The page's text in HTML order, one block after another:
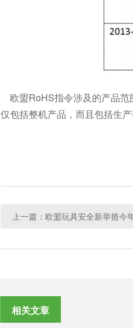
欧盟RoHS指令涉及的产品范
仅包括整机产品，而且包括生
上一篇：欧盟玩具安全新举措今
相关文章